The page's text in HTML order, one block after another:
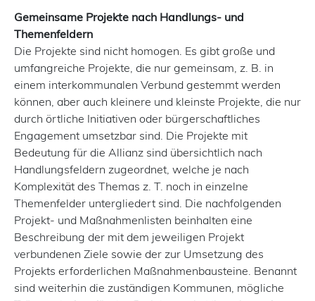
Gemeinsame Projekte nach Handlungs- und
Themenfeldern
Die Projekte sind nicht homogen. Es gibt große und
umfangreiche Projekte, die nur gemeinsam, z. B. in
einem interkommunalen Verbund gestemmt werden
können, aber auch kleinere und kleinste Projekte, die nur
durch örtliche Initiativen oder bürgerschaftliches
Engagement umsetzbar sind. Die Projekte mit
Bedeutung für die Allianz sind übersichtlich nach
Handlungsfeldern zugeordnet, welche je nach
Komplexität des Themas z. T. noch in einzelne
Themenfelder untergliedert sind. Die nachfolgenden
Projekt- und Maßnahmenlisten beinhalten eine
Beschreibung der mit dem jeweiligen Projekt
verbundenen Ziele sowie der zur Umsetzung des
Projekts erforderlichen Maßnahmenbausteine. Benannt
sind weiterhin die zuständigen Kommunen, mögliche